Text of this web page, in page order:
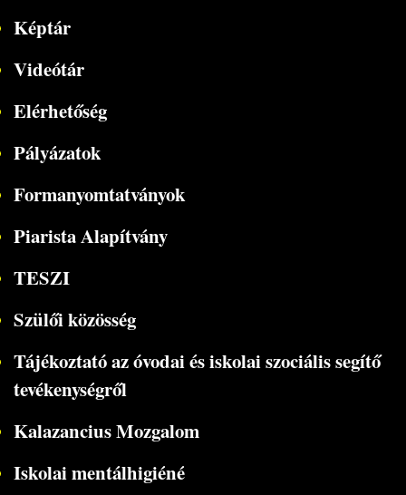
Képtár
Videótár
Elérhetőség
Pályázatok
Formanyomtatványok
Piarista Alapítvány
TESZI
Szülői közösség
Tájékoztató az óvodai és iskolai szociális segítő
tevékenységről
Kalazancius Mozgalom
Iskolai mentálhigiéné